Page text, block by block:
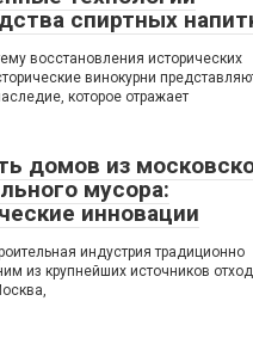
спиртных
восстановления исторических
винокурни
которое отражает
домов из
мусора:
инновации
индустрия традиционно
из крупнейших источников